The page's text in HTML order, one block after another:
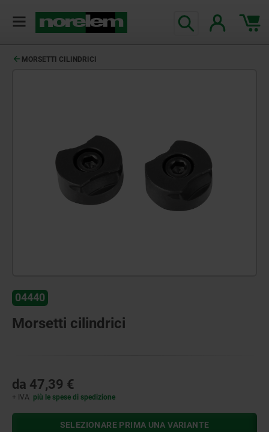
MORSETTI CILINDRICI
04440
Morsetti cilindrici
da 47,39 €
+ IVA più le spese di spedizione
SELEZIONARE PRIMA UNA VARIANTE